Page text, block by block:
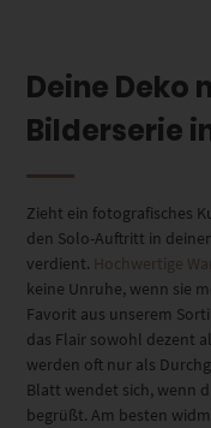
Deine Deko
Bilderserie
Zieht ein fotografisches
den Solo-Auftritt in
verdient. Hochwertige
keine Unruhe, wenn sie
Favorit aus unserem
das Flair sowohl dezent
werden oft nur als
Blatt wendet sich, wenn
begrüßt. Am besten